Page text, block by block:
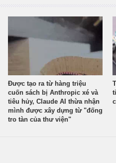
Được tạo ra từ hàng triệu
cuốn sách bị Anthropic xé và
tiêu hủy, Claude AI thừa nhận
mình được xây dựng từ "đống
tro tàn của thư viện"